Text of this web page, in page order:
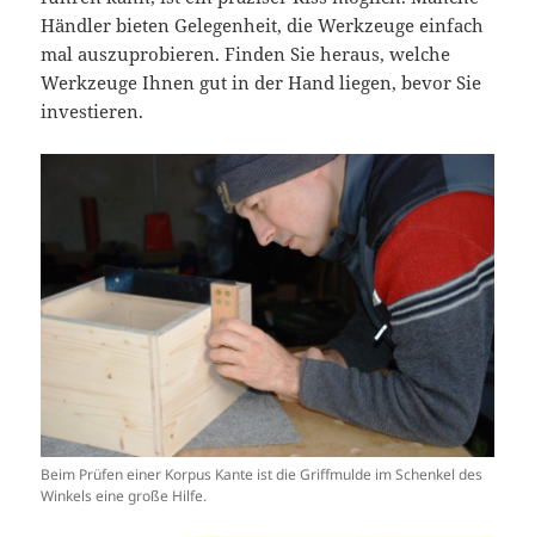
Händler bieten Gelegenheit, die Werkzeuge einfach
mal auszuprobieren. Finden Sie heraus, welche
Werkzeuge Ihnen gut in der Hand liegen, bevor Sie
investieren.
Beim Prüfen einer Korpus Kante ist die Griffmulde im Schenkel des
Winkels eine große Hilfe.